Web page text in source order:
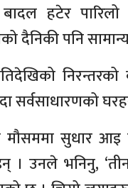
बादल हटेर
दैनिकी पनि
सर्वसाधारणको
सुधार आइ
। उनले भनिनु,